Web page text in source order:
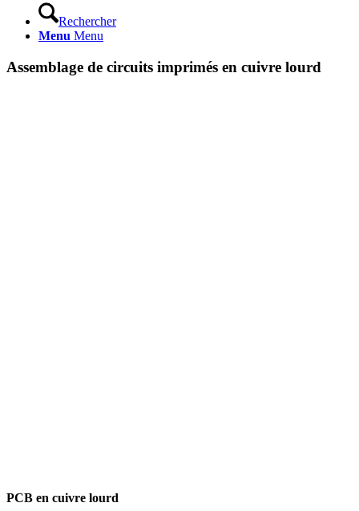
Rechercher
Menu Menu
Assemblage de circuits imprimés en cuivre lourd
PCB en cuivre lourd